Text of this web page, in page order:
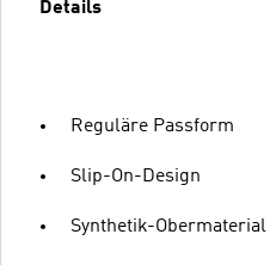
Details
Reguläre Passform
Slip-On-Design
Synthetik-Obermaterial